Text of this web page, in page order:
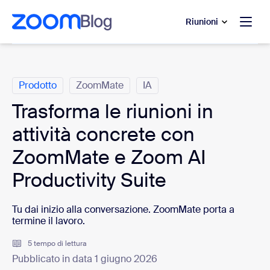
principale
di assistenza
Riunioni
Prodotto ZoomMate IA
Trasforma le riunioni in
attività concrete con
ZoomMate e Zoom AI
Productivity Suite
Tu dai inizio alla conversazione. ZoomMate porta a
termine il lavoro.
5 tempo di lettura
Pubblicato in data 1 giugno 2026